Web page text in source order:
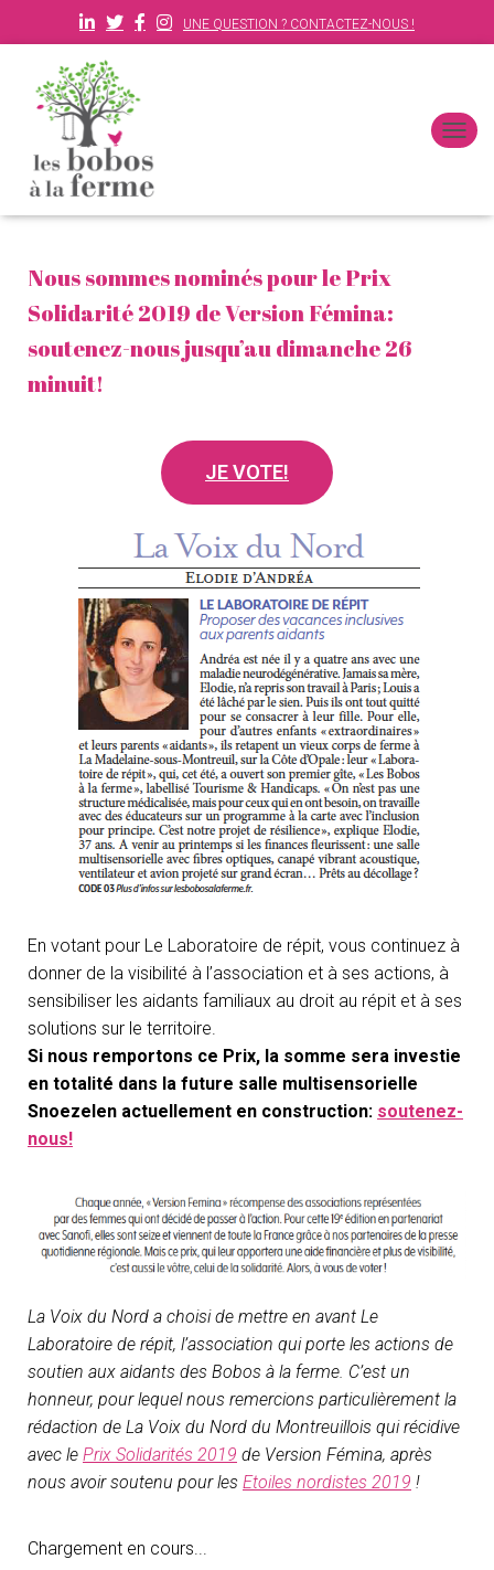
UNE QUESTION ? CONTACTEZ-NOUS !
D
Nous sommes nominés pour le Prix
Solidarité 2019 de Version Fémina:
soutenez-nous jusqu’au dimanche 26
minuit!
JE VOTE!
En votant pour Le Laboratoire de répit, vous continuez à
donner de la visibilité à l’association et à ses actions, à
sensibiliser les aidants familiaux au droit au répit et à ses
solutions sur le territoire.
Si nous remportons ce Prix, la somme sera investie
en totalité dans la future salle multisensorielle
Snoezelen actuellement en construction: soutenez-
nous!
La Voix du Nord a choisi de mettre en avant Le
Laboratoire de répit, l’association qui porte les actions de
soutien aux aidants des Bobos à la ferme. C’est un
honneur, pour lequel nous remercions particulièrement la
rédaction de La Voix du Nord du Montreuillois qui récidive
avec le Prix Solidarités 2019 de Version Fémina, après
nous avoir soutenu pour les Etoiles nordistes 2019 !
Chargement en cours...